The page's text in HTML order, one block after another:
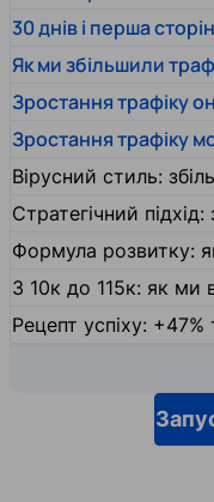
30 днів і перша
Як ми збільшили
Зростання трафіку
Зростання трафіку
Вірусний стиль:
Стратегічний
Формула розвитку:
З 10к до 115к: як ми
Рецепт успіху: +47%